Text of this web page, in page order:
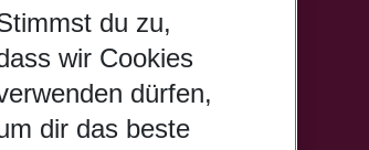
du zu,
wir Cookies
dürfen,
dir das beste